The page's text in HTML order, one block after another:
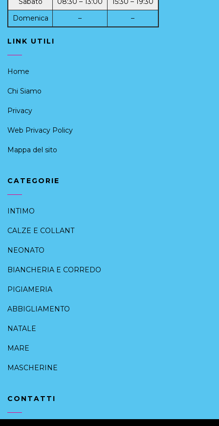
Domenica
– –
LINK UTILI
Home
Chi Siamo
Privacy
Web Privacy Policy
Mappa del sito
CATEGORIE
INTIMO
CALZE E COLLANT
NEONATO
BIANCHERIA E CORREDO
PIGIAMERIA
ABBIGLIAMENTO
NATALE
MARE
MASCHERINE
CONTATTI